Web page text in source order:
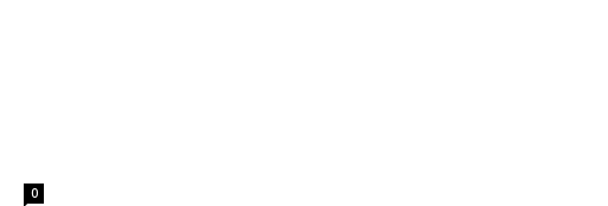
0